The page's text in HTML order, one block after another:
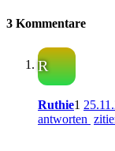
3 Kommentare
R
Ruthie1
antworten